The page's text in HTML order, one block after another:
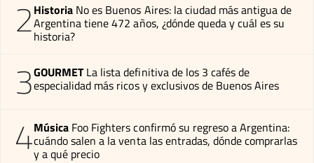
2Historia No es Buenos Aires: la ciudad más antigua de
Argentina tiene 472 años, ¿dónde queda y cuál es su
historia?
3GOURMET La lista definitiva de los 3 cafés de
especialidad más ricos y exclusivos de Buenos Aires
4Música Foo Fighters confirmó su regreso a Argentina:
cuándo salen a la venta las entradas, dónde comprarlas
y a qué precio